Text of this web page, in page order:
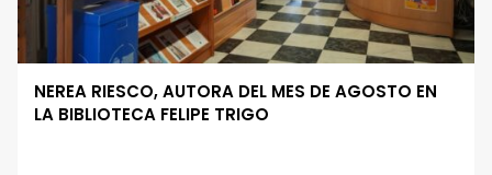
NEREA RIESCO, AUTORA DEL MES DE AGOSTO EN
LA BIBLIOTECA FELIPE TRIGO